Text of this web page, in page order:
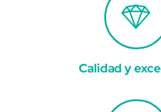
Calidad y